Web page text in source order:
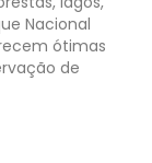
Nacional
ótimas
de